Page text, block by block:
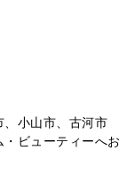
小山市、古河市
ビューティーへお